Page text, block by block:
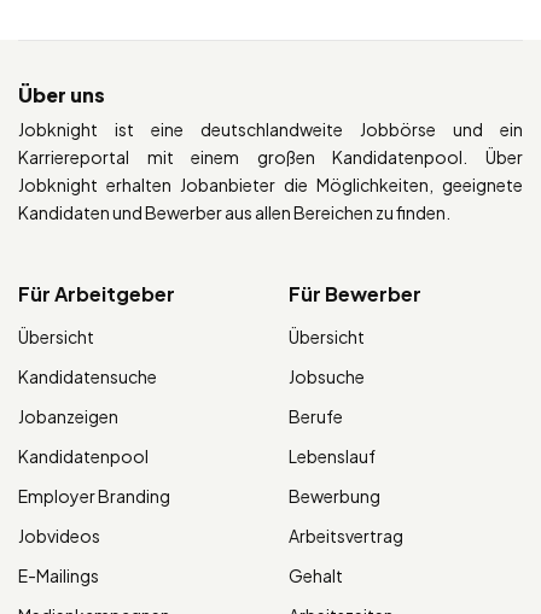
Über uns
Jobknight ist eine deutschlandweite Jobbörse und ein
Karriereportal mit einem großen Kandidatenpool. Über
Jobknight erhalten Jobanbieter die Möglichkeiten, geeignete
Kandidaten und Bewerber aus allen Bereichen zu finden.
Für Arbeitgeber
Übersicht
Kandidatensuche
Jobanzeigen
Kandidatenpool
Employer Branding
Jobvideos
E-Mailings
Für Bewerber
Übersicht
Jobsuche
Berufe
Lebenslauf
Bewerbung
Arbeitsvertrag
Gehalt